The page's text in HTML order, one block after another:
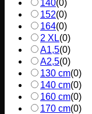
140(0)
152(0)
164(0)
2 XL(0)
A1,5(0)
A2,5(0)
130 cm(0)
140 cm(0)
160 cm(0)
170 cm(0)